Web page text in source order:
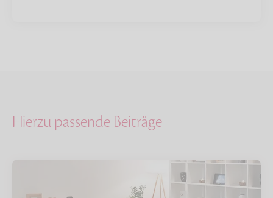
Hierzu passende Beiträge